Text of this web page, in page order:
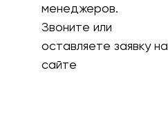
менеджеров.
Звоните или
оставляете заявку на
сайте